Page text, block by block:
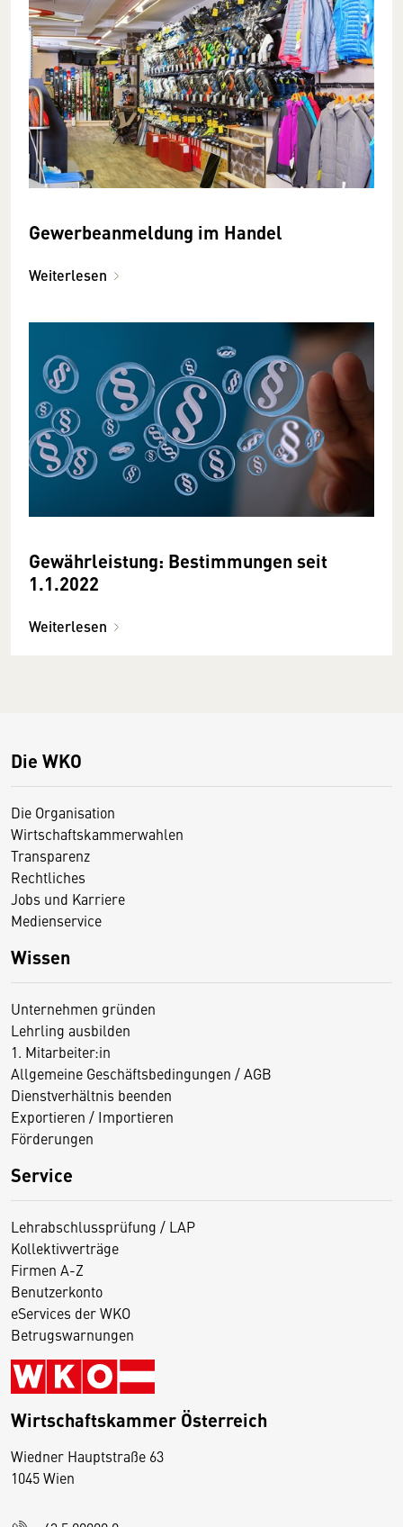
Gewerbeanmeldung im Handel
Weiterlesen
Gewährleistung: Bestimmungen seit
1.1.2022
Weiterlesen
Die WKO
Die Organisation
Wirtschaftskammerwahlen
Transparenz
Rechtliches
Jobs und Karriere
Medienservice
Wissen
Unternehmen gründen
Lehrling ausbilden
1. Mitarbeiter:in
Allgemeine Geschäftsbedingungen / AGB
Dienstverhältnis beenden
Exportieren / Importieren
Förderungen
Service
Lehrabschlussprüfung / LAP
Kollektivverträge
Firmen A-Z
Benutzerkonto
eServices der WKO
Betrugswarnungen
Wirtschaftskammer Österreich
Wiedner Hauptstraße 63
1045 Wien
D